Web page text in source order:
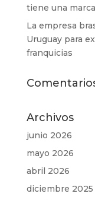
tiene una
La empresa
Uruguay para
franquicias
Archivos
junio 2026
mayo 2026
abril 2026
diciembre 2025